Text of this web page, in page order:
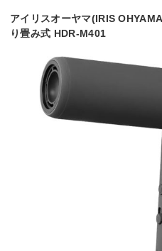
アイリスオーヤマ(IRIS
り畳み式 HDR-M401